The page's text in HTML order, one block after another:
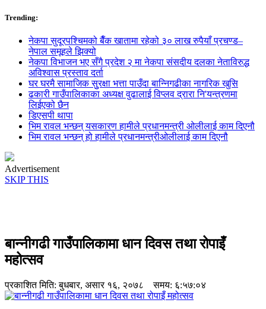
Trending:
नेकपा सुदूरपश्चिमको बैँक खातामा रहेको ३० लाख रुपैयाँ प्रचण्ड–
नेपाल समूहले झिक्य‍ो
नेकपा विभाजन भए सँगै प्रदेश २ मा नेकपा संसदीय दलका नेताविरुद्ध
अविश्वास प्रस्ताव दर्ता
घर घरमै सामाजिक सुुरक्षा भत्ता पाउँदा बान्निगढीका नागरिक खुसि
ढकारी गाउँपालिकाका अध्यक्ष वुढालाई विप्लव द्रारा नि'यन्त्रणमा
लिईएको छैन
डिएसपी थापा
भिम रावल भन्छन् यसकारण हामीले प्रधानमन्त्री ओलीलाई काम दिएनौ
भिम रावल भन्छन् हो हामीले प्रधानमन्त्रीओलीलाई काम दिएनौ
Advertisement
SKIP THIS
बान्नीगढी गाउँपालिकामा धान दिवस तथा रोपाइँ
महोत्सव
प्रकाशित मिति:बुधबार, असार १६, २०७८ समय: ६:५७:०४